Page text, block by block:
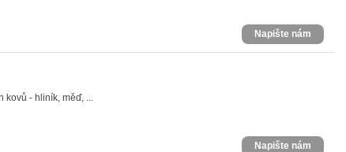
Napište nám
kovů - hliník, měď, ...
Napište nám